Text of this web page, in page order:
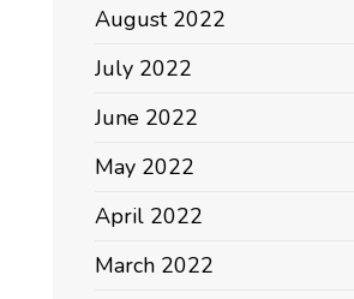
August 2022
July 2022
June 2022
May 2022
April 2022
March 2022